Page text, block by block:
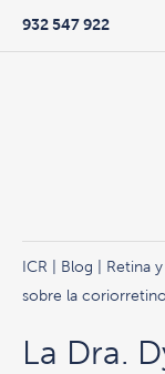
932 547 922
ICR Blog Retina
sobre la
La Dra.